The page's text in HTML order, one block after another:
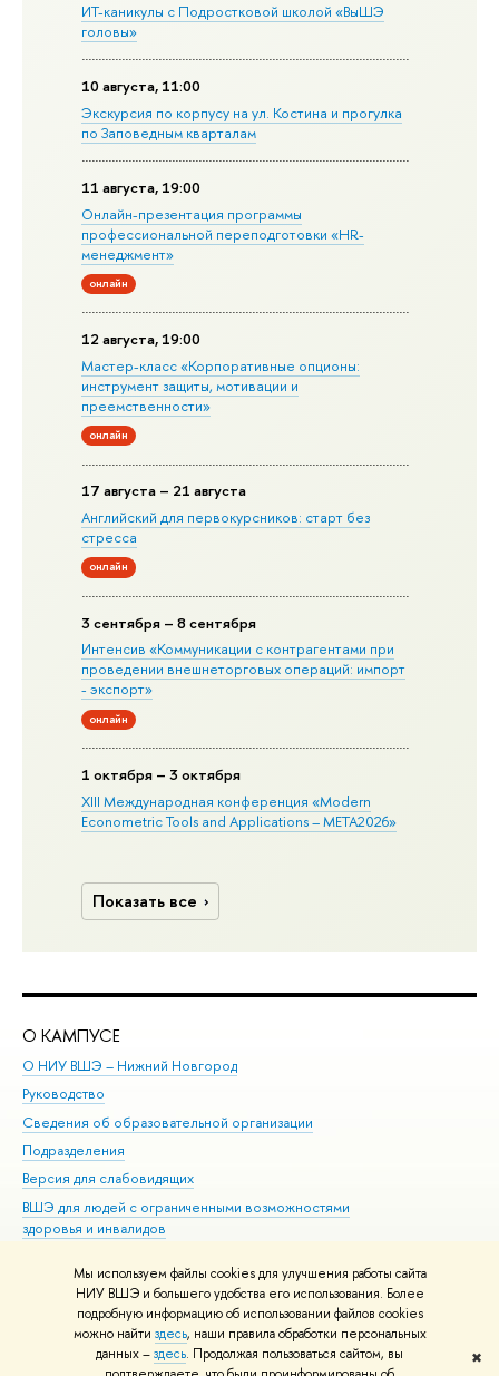
Мы используем файлы cookies для улучшения работы сайта
НИУ ВШЭ и большего удобства его использования. Более
подробную информацию об использовании файлов cookies
можно найти здесь, наши правила обработки персональных
данных –здесь. Продолжая пользоваться сайтом, вы
✖
ИТ-каникулы с Подростковой школой «ВыШЭ
головы»
10 августа, 11:00
Экскурсия по корпусу на ул. Костина и прогулка
по Заповедным кварталам
11 августа, 19:00
Онлайн-презентация программы
профессиональной переподготовки «HR-
менеджмент»
онлайн
12 августа, 19:00
Мастер-класс «Корпоративные опционы:
инструмент защиты, мотивации и
преемственности»
онлайн
17 августа – 21 августа
Английский для первокурсников: старт без
стресса
онлайн
3 сентября – 8 сентября
Интенсив «Коммуникации с контрагентами при
проведении внешнеторговых операций: импорт
- экспорт»
онлайн
1 октября – 3 октября
XIII Международная конференция «Modern
Econometric Tools and Applications – META2026»
Показать все
О КАМПУСЕ
О НИУ ВШЭ – Нижний Новгород
Руководство
Сведения об образовательной организации
Подразделения
Версия для слабовидящих
ВШЭ для людей с ограниченными возможностями
здоровья и инвалидов